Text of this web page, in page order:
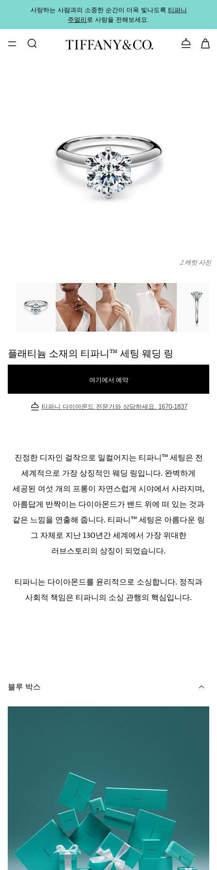
사랑하는 사람과의 소중한 순간이 더욱 빛나도록 티파니
주얼리로 사랑을 전해보세요.
문의하기
플래티늄 소재의 티파니™ 세팅 웨딩 링 이미지 번호 0
2 캐럿 사진
플래티늄 소재의 티파니™ 세팅 웨딩 링
여기에서 예약
티파니 다이아몬드 전문가와 상담하세요. 1670-1837
진정한 디자인 걸작으로 일컬어지는 티파니™ 세팅은 전
세계적으로 가장 상징적인 웨딩 링입니다. 완벽하게
세공된 여섯 개의 프롱이 자연스럽게 시야에서 사라지며,
아름답게 반짝이는 다이아몬드가 밴드 위에 떠 있는 것과
같은 느낌을 연출해 줍니다. 티파니™ 세팅은 아름다운 링
그 자체로 지난 130년간 세계에서 가장 위대한
러브스토리의 상징이 되었습니다.
티파니는 다이아몬드를 윤리적으로 소싱합니다. 정직과
사회적 책임은 티파니의 소싱 관행의 핵심입니다.
블루 박스